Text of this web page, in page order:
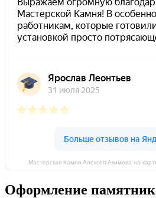
Мастерская Камня Алексея Акимова на
Оформление